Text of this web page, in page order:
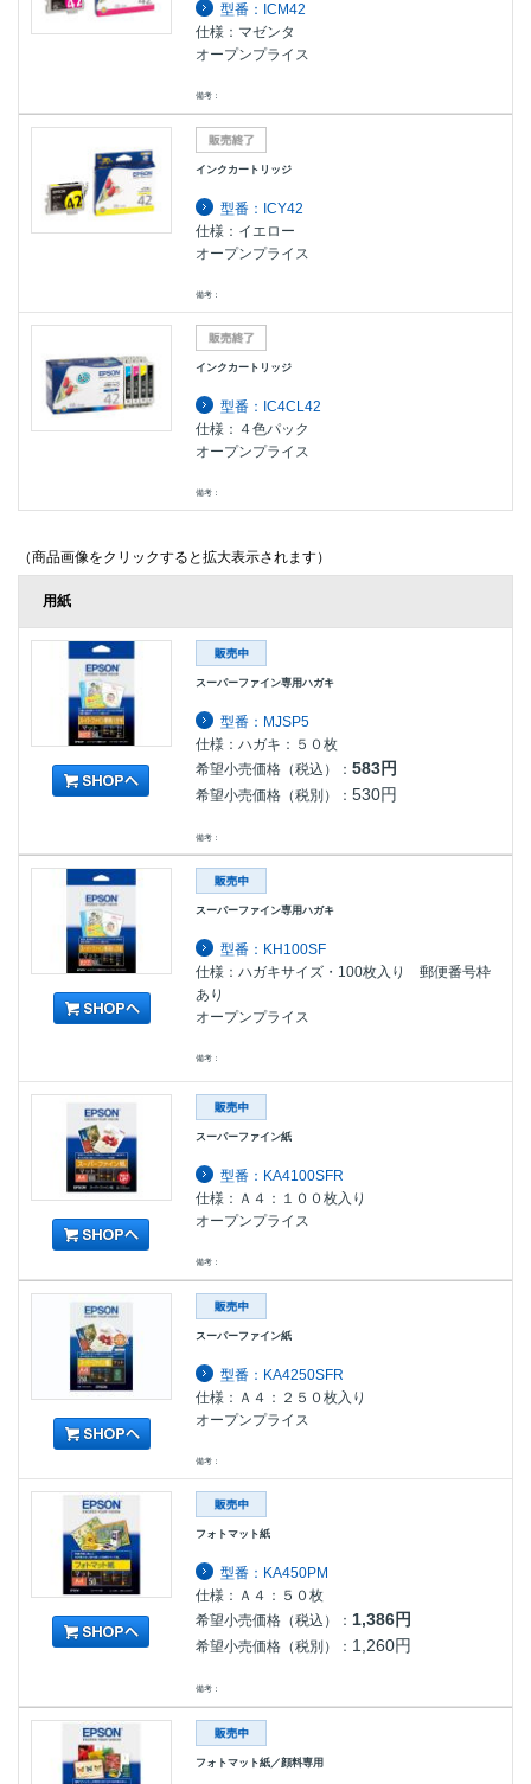
型番：ICM42
仕様：マゼンタ
オープンプライス
備考：
インクカートリッジ
型番：ICY42
仕様：イエロー
オープンプライス
備考：
インクカートリッジ
型番：IC4CL42
仕様：４色パック
オープンプライス
備考：
（商品画像をクリックすると拡大表示されます）
用紙
スーパーファイン専用ハガキ
型番：MJSP5
仕様：ハガキ：５０枚
希望小売価格（税込）： 583円
希望小売価格（税別）： 530円
備考：
スーパーファイン専用ハガキ
型番：KH100SF
仕様：ハガキサイズ・100枚入り 郵便番号枠
あり
オープンプライス
備考：
スーパーファイン紙
型番：KA4100SFR
仕様：Ａ４：１００枚入り
オープンプライス
備考：
スーパーファイン紙
型番：KA4250SFR
仕様：Ａ４：２５０枚入り
オープンプライス
備考：
フォトマット紙
型番：KA450PM
仕様：Ａ４：５０枚
希望小売価格（税込）： 1,386円
希望小売価格（税別）： 1,260円
備考：
フォトマット紙／顔料専用